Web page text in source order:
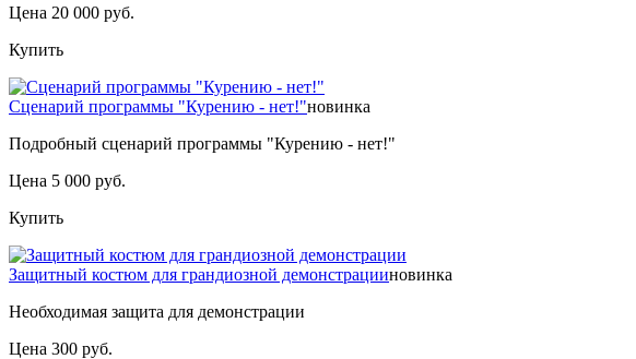
Цена 20 000 руб.
Купить
Сценарий программы "Курению - нет!"новинка
Подробный сценарий программы "Курению - нет!"
Цена 5 000 руб.
Купить
Защитный костюм для грандиозной демонстрацииновинка
Необходимая защита для демонстрации
Цена 300 руб.